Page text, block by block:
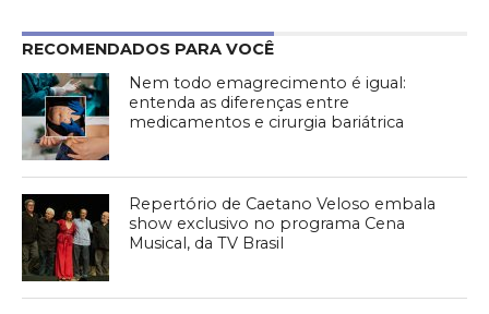
RECOMENDADOS PARA VOCÊ
Nem todo emagrecimento é igual:
entenda as diferenças entre
medicamentos e cirurgia bariátrica
Repertório de Caetano Veloso embala
show exclusivo no programa Cena
Musical, da TV Brasil